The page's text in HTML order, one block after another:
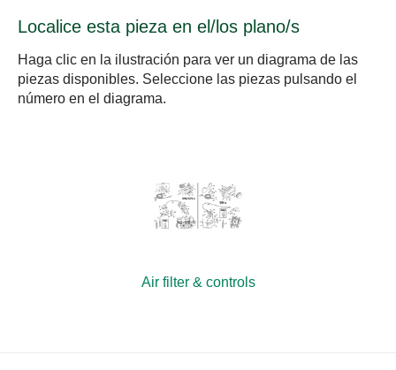
Localice esta pieza en el/los plano/s
Haga clic en la ilustración para ver un diagrama de las
piezas disponibles. Seleccione las piezas pulsando el
número en el diagrama.
Air filter & controls